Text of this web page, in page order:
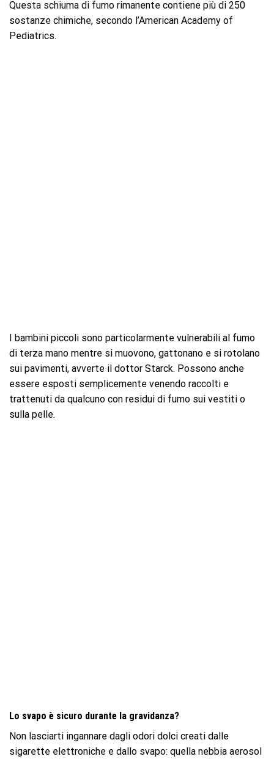
Questa schiuma di fumo rimanente contiene più di 250
sostanze chimiche, secondo l’American Academy of
Pediatrics.
I bambini piccoli sono particolarmente vulnerabili al fumo
di terza mano mentre si muovono, gattonano e si rotolano
sui pavimenti, avverte il dottor Starck. Possono anche
essere esposti semplicemente venendo raccolti e
trattenuti da qualcuno con residui di fumo sui vestiti o
sulla pelle.
Lo svapo è sicuro durante la gravidanza?
Non lasciarti ingannare dagli odori dolci creati dalle
sigarette elettroniche e dallo svapo: quella nebbia aerosol